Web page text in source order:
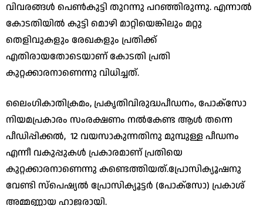
വിവരങ്ങള്‍ പെണ്‍കുട്ടി തുറന്നു പറഞ്ഞിരുന്നു. എന്നാല്‍
കോടതിയില്‍ കുട്ടി മൊഴി മാറ്റിയെങ്കിലും മറ്റു
തെളിവുകളും രേഖകളും പ്രതിക്ക്‌
എതിരായതോടെയാണ്‌ കോടതി പ്രതി
കുറ്റക്കാരനാണെന്നു വിധിച്ചത്‌.
ലൈംഗികാതിക്രമം, പ്രകൃതിവിരുദ്ധപീഡനം, പോക്‌സോ
നിയമപ്രകാരം സംരക്ഷണം നല്‍കേണ്ട ആള്‍ തന്നെ
പീഡിപ്പിക്കൽ, 12 വയസാകുന്നതിനു മുമ്പുള്ള പീഡനം
എന്നീ വകുപ്പുകള്‍ പ്രകാരമാണ്‌ പ്രതിയെ
കുറ്റക്കാരനാണെന്നു കണ്ടെത്തിയത്‌.പ്രോസിക്യൂഷനു
വേണ്ടി സ്‌പെഷ്യല്‍ പ്രോസിക്യൂട്ടര്‍ (പോക്‌സോ) പ്രകാശ്‌
അമ്മണ്ണായ ഹാജരായി.